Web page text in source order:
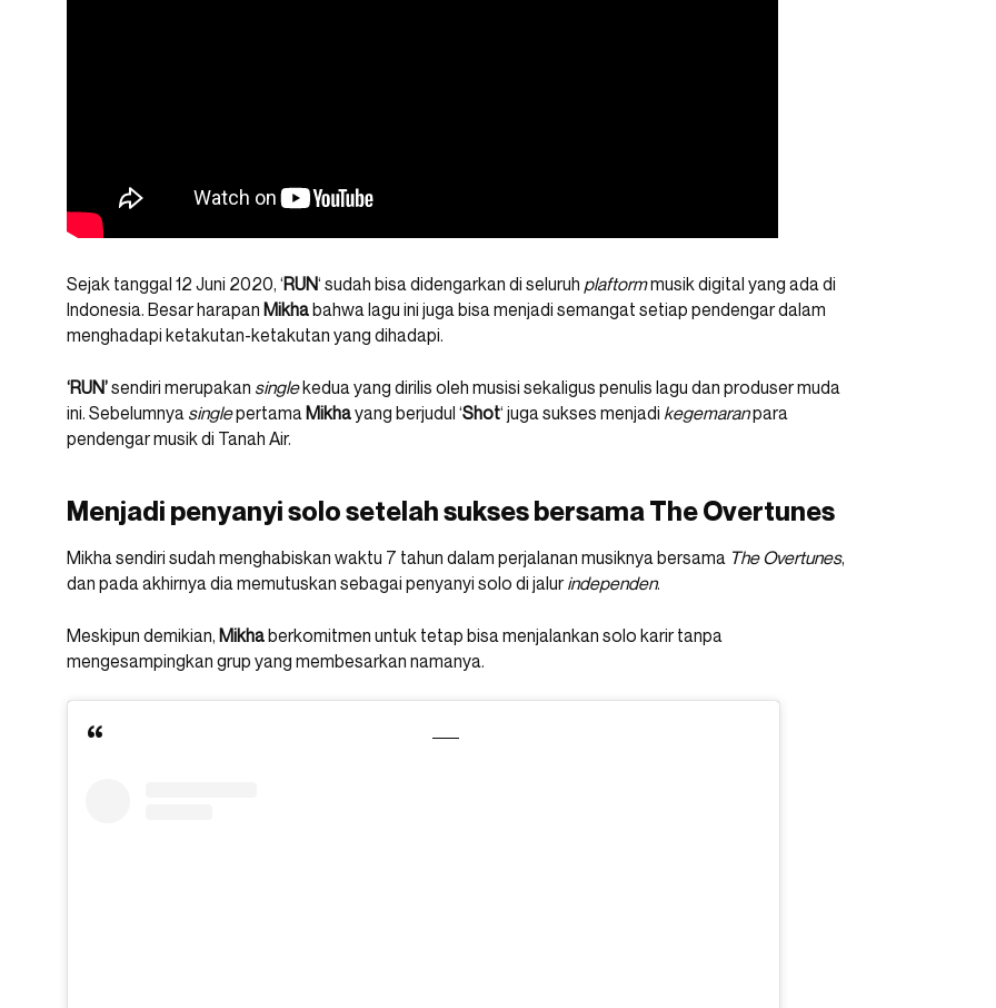
Sejak tanggal 12 Juni 2020, ‘RUN‘ sudah bisa didengarkan di seluruh plaftormmusik digital yang ada di
Indonesia. Besar harapan Mikhabahwa lagu ini juga bisa menjadi semangat setiap pendengar dalam
menghadapi ketakutan-ketakutan yang dihadapi.
‘RUN’sendiri merupakan singlekedua yang dirilis oleh musisi sekaligus penulis lagu dan produser muda
ini. Sebelumnya singlepertama Mikhayang berjudul ‘Shot‘ juga sukses menjadi kegemaranpara
pendengar musik di Tanah Air.
Menjadi penyanyi solo setelah sukses bersama The Overtunes
Mikha sendiri sudah menghabiskan waktu 7 tahun dalam perjalanan musiknya bersama The Overtunes,
dan pada akhirnya dia memutuskan sebagai penyanyi solo di jalur independen.
Meskipun demikian, Mikhaberkomitmen untuk tetap bisa menjalankan solo karir tanpa
mengesampingkan grup yang membesarkan namanya.